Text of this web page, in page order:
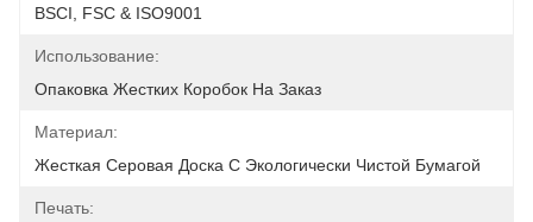
BSCI, FSC & ISO9001
Использование:
Опаковка Жестких Коробок На Заказ
Материал:
Жесткая Серовая Доска С Экологически Чистой Бумагой
Печать: